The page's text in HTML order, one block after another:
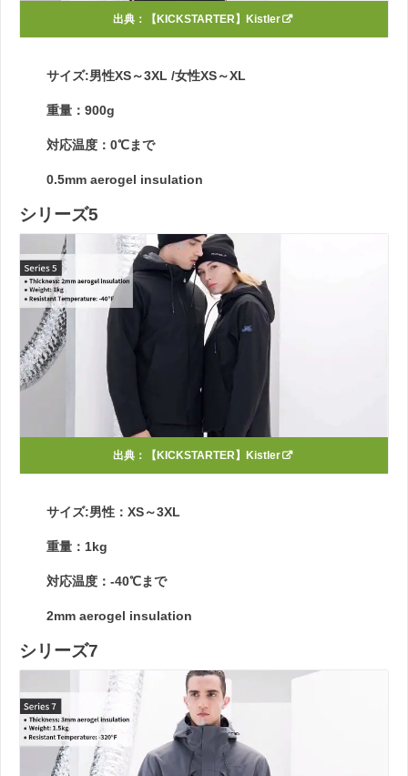
出典： 【KICKSTARTER】Kistler
サイズ:男性XS～3XL /女性XS～XL
重量：900g
対応温度：0℃まで
0.5mm aerogel insulation
シリーズ5
出典： 【KICKSTARTER】Kistler
サイズ:男性：XS～3XL
重量：1kg
対応温度：-40℃まで
2mm aerogel insulation
シリーズ7